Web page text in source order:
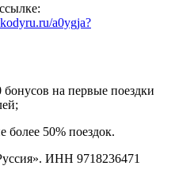
a0ygja?
на первые поездки
более 50% поездок.
ИНН 9718236471